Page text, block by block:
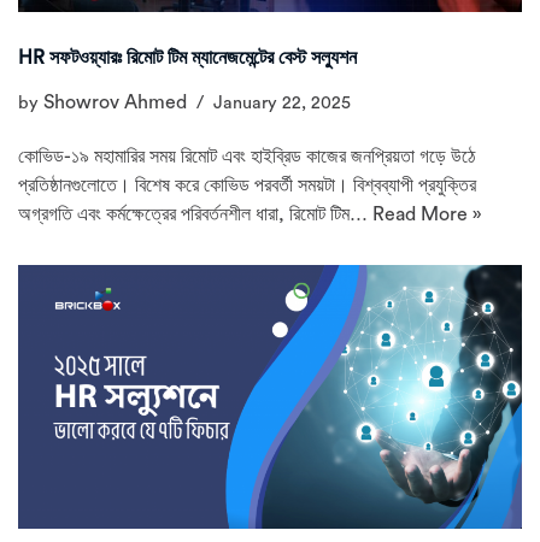
HR সফটওয়্যারঃ রিমোট টিম ম্যানেজমেন্টের বেস্ট সল্যুশন
by Showrov Ahmed January 22, 2025
কোভিড-১৯ মহামারির সময় রিমোট এবং হাইব্রিড কাজের জনপ্রিয়তা গড়ে উঠে
প্রতিষ্ঠানগুলোতে। বিশেষ করে কোভিড পরবর্তী সময়টা। বিশ্বব্যাপী প্রযুক্তির
অগ্রগতি এবং কর্মক্ষেত্রের পরিবর্তনশীল ধারা, রিমোট টিম… Read More »